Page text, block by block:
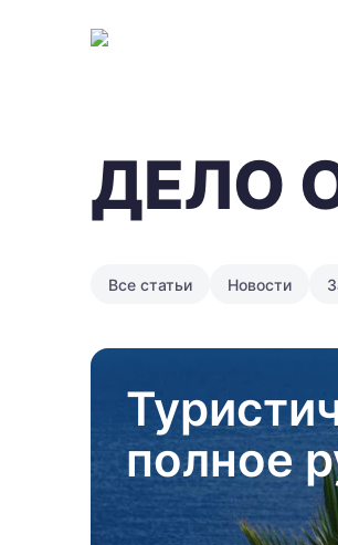
ДЕЛО
Все статьи Новости
полное